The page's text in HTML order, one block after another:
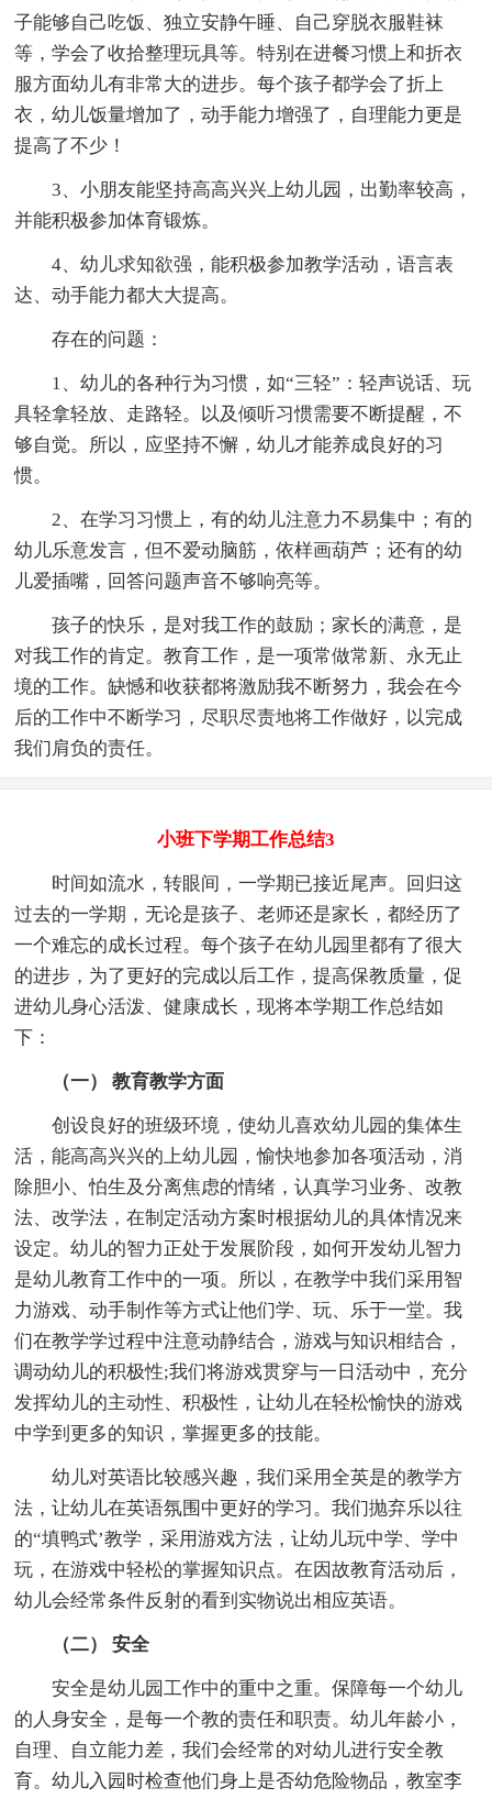
子能够自己吃饭、独立安静午睡、自己穿脱衣服鞋袜
等，学会了收拾整理玩具等。特别在进餐习惯上和折衣
服方面幼儿有非常大的进步。每个孩子都学会了折上
衣，幼儿饭量增加了，动手能力增强了，自理能力更是
提高了不少！
3、小朋友能坚持高高兴兴上幼儿园，出勤率较高，
并能积极参加体育锻炼。
4、幼儿求知欲强，能积极参加教学活动，语言表
达、动手能力都大大提高。
存在的问题：
1、幼儿的各种行为习惯，如“三轻”：轻声说话、玩
具轻拿轻放、走路轻。以及倾听习惯需要不断提醒，不
够自觉。所以，应坚持不懈，幼儿才能养成良好的习
惯。
2、在学习习惯上，有的幼儿注意力不易集中；有的
幼儿乐意发言，但不爱动脑筋，依样画葫芦；还有的幼
儿爱插嘴，回答问题声音不够响亮等。
孩子的快乐，是对我工作的鼓励；家长的满意，是
对我工作的肯定。教育工作，是一项常做常新、永无止
境的工作。缺憾和收获都将激励我不断努力，我会在今
后的工作中不断学习，尽职尽责地将工作做好，以完成
我们肩负的责任。
小班下学期工作总结3
时间如流水，转眼间，一学期已接近尾声。回归这
过去的一学期，无论是孩子、老师还是家长，都经历了
一个难忘的成长过程。每个孩子在幼儿园里都有了很大
的进步，为了更好的完成以后工作，提高保教质量，促
进幼儿身心活泼、健康成长，现将本学期工作总结如
下：
（一） 教育教学方面
创设良好的班级环境，使幼儿喜欢幼儿园的集体生
活，能高高兴兴的上幼儿园，愉快地参加各项活动，消
除胆小、怕生及分离焦虑的情绪，认真学习业务、改教
法、改学法，在制定活动方案时根据幼儿的具体情况来
设定。幼儿的智力正处于发展阶段，如何开发幼儿智力
是幼儿教育工作中的一项。所以，在教学中我们采用智
力游戏、动手制作等方式让他们学、玩、乐于一堂。我
们在教学学过程中注意动静结合，游戏与知识相结合，
调动幼儿的积极性;我们将游戏贯穿与一日活动中，充分
发挥幼儿的主动性、积极性，让幼儿在轻松愉快的游戏
中学到更多的知识，掌握更多的技能。
幼儿对英语比较感兴趣，我们采用全英是的教学方
法，让幼儿在英语氛围中更好的学习。我们抛弃乐以往
的“填鸭式’教学，采用游戏方法，让幼儿玩中学、学中
玩，在游戏中轻松的掌握知识点。在因故教育活动后，
幼儿会经常条件反射的看到实物说出相应英语。
（二） 安全
安全是幼儿园工作中的重中之重。保障每一个幼儿
的人身安全，是每一个教的责任和职责。幼儿年龄小，
自理、自立能力差，我们会经常的对幼儿进行安全教
育。幼儿入园时检查他们身上是否幼危险物品，教室李